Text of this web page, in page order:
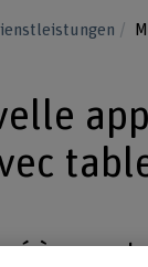
à un